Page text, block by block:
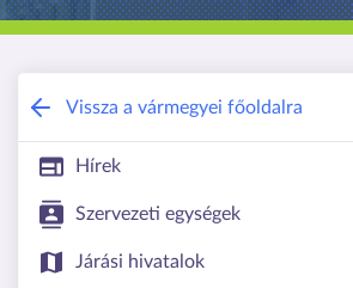
o
r
a
Békés Vármegyei
Vissza a vármegyei főoldalra
Hírek
Szervezeti egységek
Járási hivatalok